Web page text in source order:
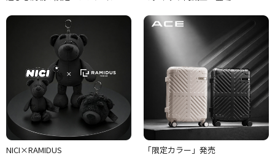
NICI×RAMIDUS 「限定カラー」発売